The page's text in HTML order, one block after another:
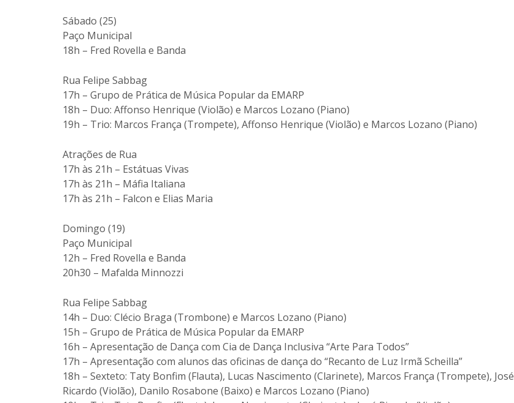
Sábado (25)
Paço Municipal
18h – Fred Rovella e Banda
Rua Felipe Sabbag
17h – Grupo de Prática de Música Popular da EMARP
18h – Duo: Affonso Henrique (Violão) e Marcos Lozano (Piano)
19h – Trio: Marcos França (Trompete), Affonso Henrique (Violão) e Marcos Lozano (Piano)
Atrações de Rua
17h às 21h – Estátuas Vivas
17h às 21h – Máfia Italiana
17h às 21h – Falcon e Elias Maria
Domingo (19)
Paço Municipal
12h – Fred Rovella e Banda
20h30 – Mafalda Minnozzi
Rua Felipe Sabbag
14h – Duo: Clécio Braga (Trombone) e Marcos Lozano (Piano)
15h – Grupo de Prática de Música Popular da EMARP
16h – Apresentação de Dança com Cia de Dança Inclusiva “Arte Para Todos”
17h – Apresentação com alunos das oficinas de dança do “Recanto de Luz Irmã Scheilla”
18h – Sexteto: Taty Bonfim (Flauta), Lucas Nascimento (Clarinete), Marcos França (Trompete), José
Ricardo (Violão), Danilo Rosabone (Baixo) e Marcos Lozano (Piano)